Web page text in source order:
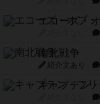
エコーズ・
南北戦争
紹介文あり
キャプテン